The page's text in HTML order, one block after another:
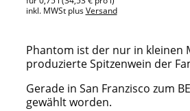
inkl. MWSt plusVersand
Phantom ist der nur in kleinen
produzierte Spitzenwein der
Gerade in San Franzisco zum
gewählt worden.